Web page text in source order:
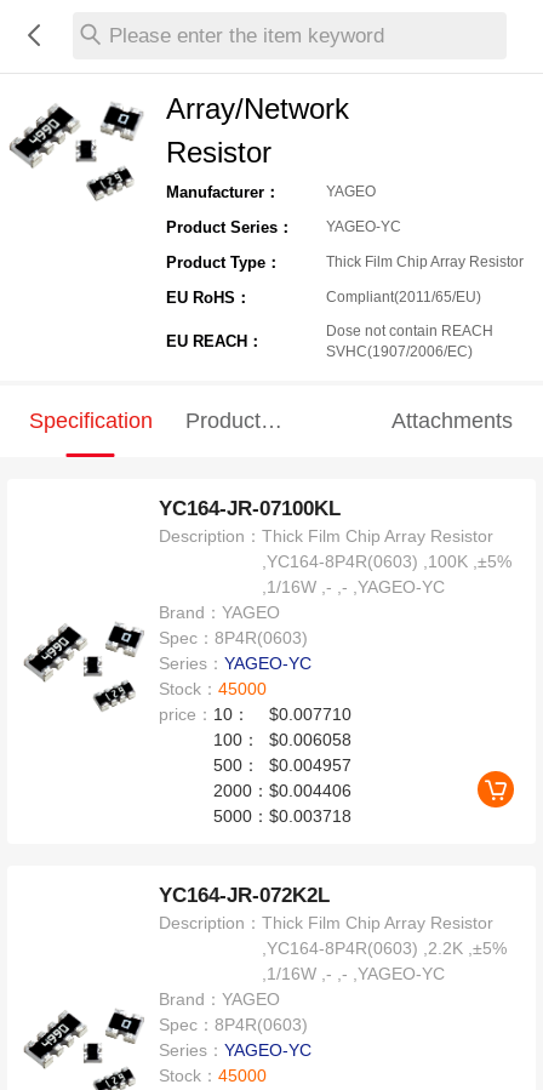
Please enter the item keyword
Array/Network
Resistor
Manufacturer： YAGEO
Product Series： YAGEO-YC
Product Type： Thick Film Chip Array Resistor
EU RoHS： Compliant(2011/65/EU)
EU REACH：
Dose not contain REACH
SVHC(1907/2006/EC)
Specification
Product
Attachments
YC164-JR-07100KL
Description：Thick Film Chip Array Resistor
,YC164-8P4R(0603) ,100K ,±5%
,1/16W ,- ,- ,YAGEO-YC
Brand：YAGEO
Spec：8P4R(0603)
Series：YAGEO-YC
Stock：45000
price： 10：
$0.007710
100：
$0.006058
500：
$0.004957
2000：$0.004406
5000：$0.003718
YC164-JR-072K2L
Description：Thick Film Chip Array Resistor
,YC164-8P4R(0603) ,2.2K ,±5%
,1/16W ,- ,- ,YAGEO-YC
Brand：YAGEO
Spec：8P4R(0603)
Series：YAGEO-YC
Stock：45000